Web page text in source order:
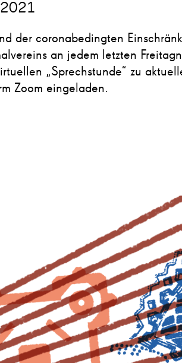
der coronabedingten
an jedem letzten
„Sprechstunde“ zu
Zoom eingeladen.